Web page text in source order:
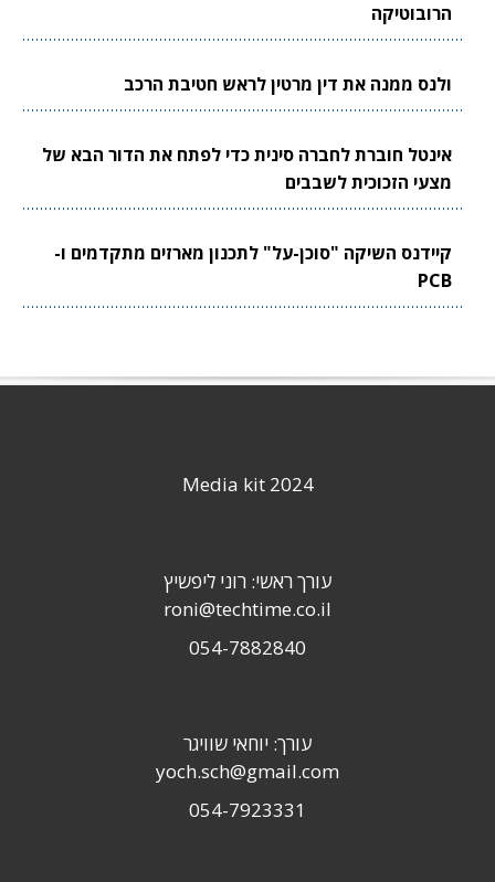
הרובוטיקה
ולנס ממנה את דין מרטין לראש חטיבת הרכב
אינטל חוברת לחברה סינית כדי לפתח את הדור הבא של
מצעי הזכוכית לשבבים
קיידנס השיקה "סוכן-על" לתכנון מארזים מתקדמים ו-
PCB
Media kit 2024
עורך ראשי: רוני ליפשיץ
roni@techtime.co.il
054-7882840
עורך: יוחאי שוויגר
yoch.sch@gmail.com
054-7923331